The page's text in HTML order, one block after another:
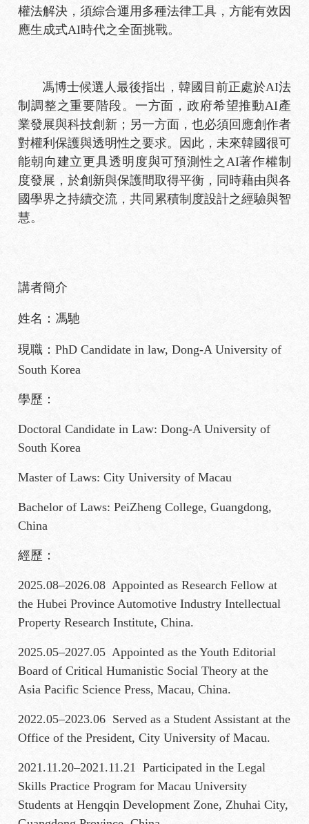
權法解決，須綜合運用多種法律工具，方能有效因
應生成式AI時代之全面挑戰。
馮博士候選人最後指出，韓國目前正處於AI法
制調整之重要階段。一方面，政府希望推動AI產
業發展與科技創新；另一方面，也必須回應創作者
對權利保護與透明性之要求。因此，未來韓國很可
能朝向建立更具透明度與可預測性之AI著作權制
度發展，於創新與保護間取得平衡，同時藉由與各
國學界之持續交流，共同累積制度設計之經驗與智
慧。
講者簡介
姓名：馮馳
現職：PhD Candidate in law, Dong-A University of
South Korea
學歷：
Doctoral Candidate in Law: Dong-A University of
South Korea
Master of Laws: City University of Macau
Bachelor of Laws: PeiZheng College, Guangdong,
China
經歷：
2025.08–2026.08 Appointed as Research Fellow at
the Hubei Province Automotive Industry Intellectual
Property Research Institute, China.
2025.05–2027.05 Appointed as the Youth Editorial
Board of Critical Humanistic Social Theory at the
Asia Pacific Science Press, Macau, China.
2022.05–2023.06 Served as a Student Assistant at the
Office of the President, City University of Macau.
2021.11.20–2021.11.21 Participated in the Legal
Skills Practice Program for Macau University
Students at Hengqin Development Zone, Zhuhai City,